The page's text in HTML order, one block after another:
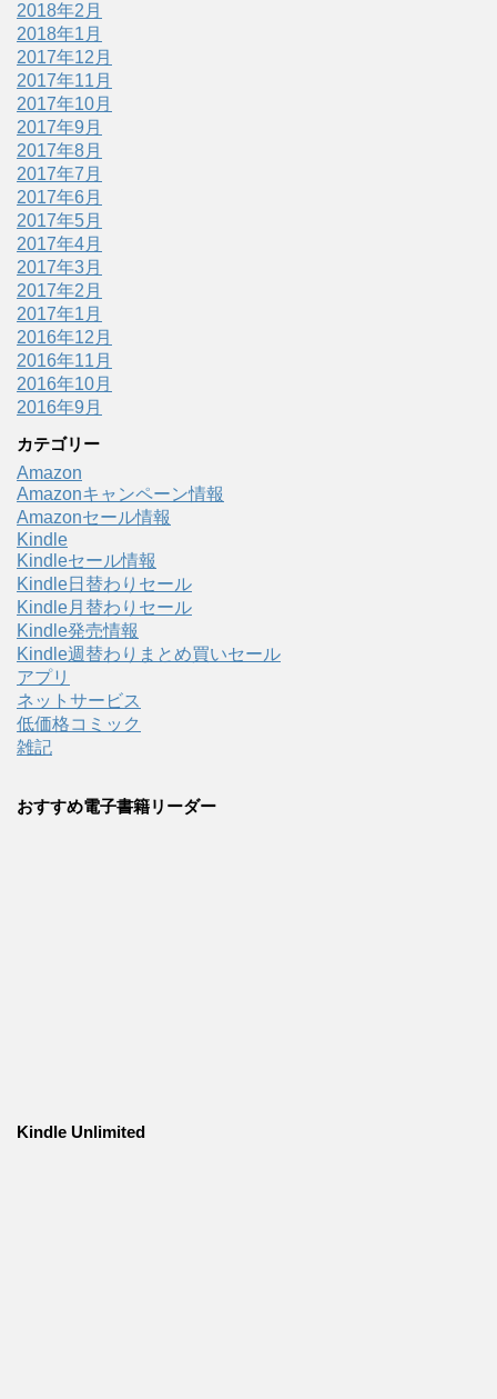
2018年2月
2018年1月
2017年12月
2017年11月
2017年10月
2017年9月
2017年8月
2017年7月
2017年6月
2017年5月
2017年4月
2017年3月
2017年2月
2017年1月
2016年12月
2016年11月
2016年10月
2016年9月
カテゴリー
Amazon
Amazonキャンペーン情報
Amazonセール情報
Kindle
Kindleセール情報
Kindle日替わりセール
Kindle月替わりセール
Kindle発売情報
Kindle週替わりまとめ買いセール
アプリ
ネットサービス
低価格コミック
雑記
おすすめ電子書籍リーダー
Kindle Unlimited